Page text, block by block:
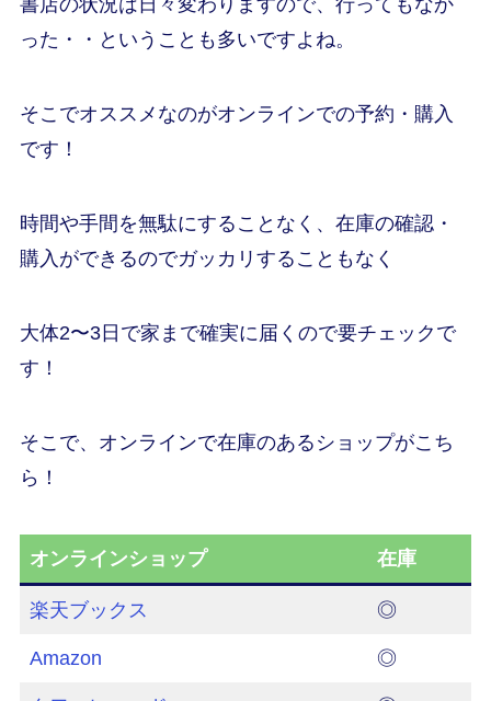
書店の状況は日々変わりますので、行ってもなか
った・・ということも多いですよね。
そこでオススメなのがオンラインでの予約・購入
です！
時間や手間を無駄にすることなく、在庫の確認・
購入ができるのでガッカリすることもなく
大体2〜3日で家まで確実に届くので要チェックで
す！
そこで、オンラインで在庫のあるショップがこち
ら！
オンラインショップ 在庫
楽天ブックス ◎
Amazon ◎